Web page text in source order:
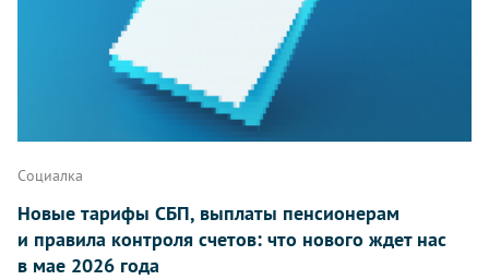
Социалка
Новые тарифы СБП, выплаты пенсионерам
и правила контроля счетов: что нового ждет нас
в мае 2026 года